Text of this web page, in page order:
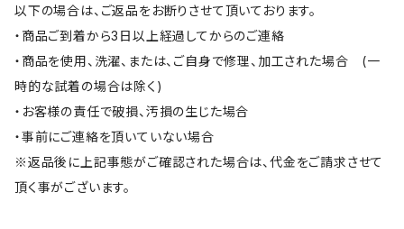
以下の場合は、ご返品をお断りさせて頂いております。
・商品ご到着から3日以上経過してからのご連絡
・商品を使用、洗濯、または、ご自身で修理、加工された場合 (一
時的な試着の場合は除く)
・お客様の責任で破損、汚損の生じた場合
・事前にご連絡を頂いていない場合
※返品後に上記事態がご確認された場合は、代金をご請求させて
頂く事がございます。